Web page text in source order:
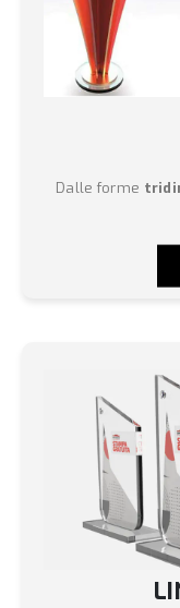
Dalle forme